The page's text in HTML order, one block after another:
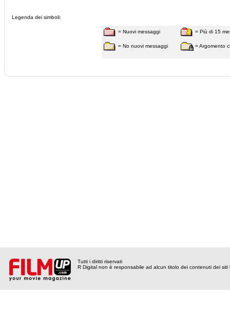
Legenda dei simboli:
= Nuovi messaggi
= No nuovi messaggi
= Più di 15
= Argomento
Tutti i diritti riservati
R Digital non è responsabile ad alcun titolo dei contenuti dei siti